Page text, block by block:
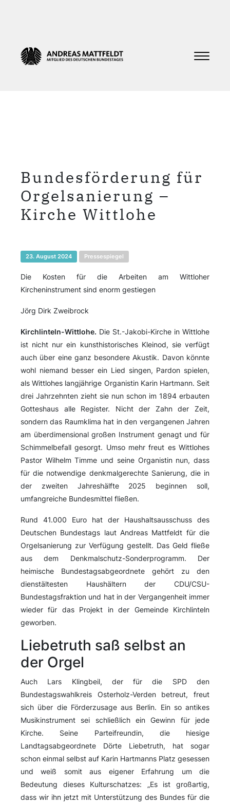
Bundesförderung für
Orgelsanierung –
Kirche Wittlohe
23. August 2024 Pressespiegel
Die Kosten für die Arbeiten am Wittloher
Kircheninstrument sind enorm gestiegen
Jörg Dirk Zweibrock
Kirchlinteln-Wittlohe. Die St.-Jakobi-Kirche in Wittlohe
ist nicht nur ein kunsthistorisches Kleinod, sie verfügt
auch über eine ganz besondere Akustik. Davon könnte
wohl niemand besser ein Lied singen, Pardon spielen,
als Wittlohes langjährige Organistin Karin Hartmann. Seit
drei Jahrzehnten zieht sie nun schon im 1894 erbauten
Gotteshaus alle Register. Nicht der Zahn der Zeit,
sondern das Raumklima hat in den vergangenen Jahren
am überdimensional großen Instrument genagt und für
Schimmelbefall gesorgt. Umso mehr freut es Wittlohes
Pastor Wilhelm Timme und seine Organistin nun, dass
für die notwendige denkmalgerechte Sanierung, die in
der zweiten Jahreshälfte 2025 beginnen soll,
umfangreiche Bundesmittel fließen.
Rund 41.000 Euro hat der Haushaltsausschuss des
Deutschen Bundestags laut Andreas Mattfeldt für die
Orgelsanierung zur Verfügung gestellt. Das Geld fließe
aus dem Denkmalschutz-Sonderprogramm. Der
heimische Bundestagsabgeordnete gehört zu den
dienstältesten Haushältern der CDU/CSU-
Bundestagsfraktion und hat in der Vergangenheit immer
wieder für das Projekt in der Gemeinde Kirchlinteln
geworben.
Liebetruth saß selbst an
der Orgel
Auch Lars Klingbeil, der für die SPD den
Bundestagswahlkreis Osterholz-Verden betreut, freut
sich über die Förderzusage aus Berlin. Ein so antikes
Musikinstrument sei schließlich ein Gewinn für jede
Kirche. Seine Parteifreundin, die hiesige
Landtagsabgeordnete Dörte Liebetruth, hat sogar
schon einmal selbst auf Karin Hartmanns Platz gesessen
und weiß somit aus eigener Erfahrung um die
Bedeutung dieses Kulturschatzes: „Es ist großartig,
dass wir ihn jetzt mit Unterstützung des Bundes für die